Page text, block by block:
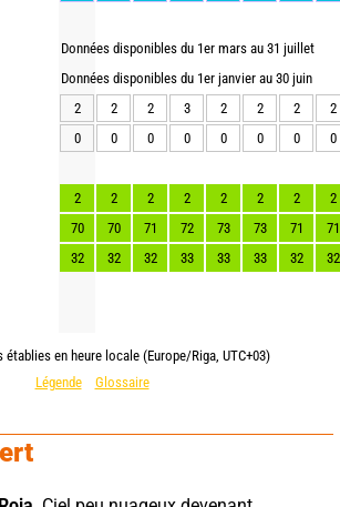
Données disponibles du 1er mars au 31 juillet
Données disponibles du 1er janvier au 30 juin
2
2 2 3 2 2 2
2
0
0 0 0 0 0 0 0
2 2 2 2 2 2 2
2
70
70 71 72 73 73 71
71
32
32 32 33 33 33 32 32
établies en heure locale (Europe/Riga, UTC+03)
Légende
Glossaire